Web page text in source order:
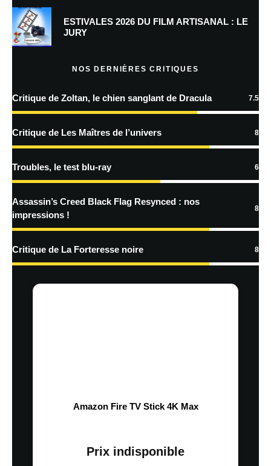
Prévenez-moi de tous les nouveaux commentaires par e-mail.
Prévenez-moi de tous les nouveaux articles par e-mail.
En savoir
traitées
ESTIVALES 2026 DU FILM ARTISANAL : LE
JURY
NOS DERNIÈRES CRITIQUES
Critique de Zoltan, le chien sanglant de Dracula 7.5
Critique de Les Maîtres de l’univers 8
Troubles, le test blu-ray 6
Assassin’s Creed Black Flag Resynced : nos
impressions !
8
Critique de La Forteresse noire 8
Amazon Fire TV Stick 4K Max
Prix indisponible